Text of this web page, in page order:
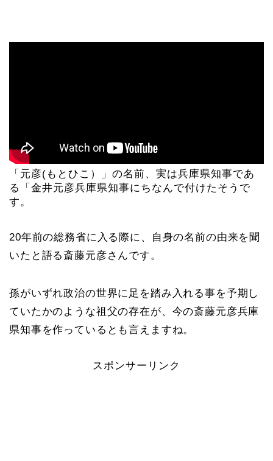
「元彦(もとひこ）」の名前、実は兵庫県知事であ
る「金井元彦兵庫県知事にちなんで付けたそうで
す。
20年前の総務省に入る際に、自身の名前の由来を聞
いたと語る斎藤元彦さんです。
孫がいずれ政治の世界に足を踏み入れる事を予期し
ていたかのような祖父の存在が、今の斎藤元彦兵庫
県知事を作っているとも言えますね。
スポンサーリンク